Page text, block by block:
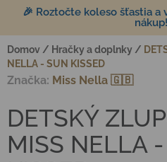
🎉 Roztočte koleso šťastia a
nákup!
Domov / Hračky a doplnky /
NELLA - SUN KISSED
DETSKÝ
MISS NELLA
Značka: Miss Nella 🇬🇧